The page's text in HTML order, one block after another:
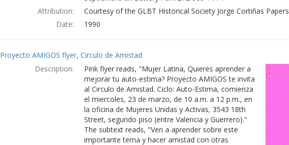
Attribution:
Courtesy of the GLBT Historical Society Jorge Cortiñas Papers
Date:
1990
Proyecto AMIGOS flyer, Circulo de Amistad
Description:
Pink flyer reads, "Mujer Latina, Quieres aprender a
mejorar tu auto-estima? Proyecto AMIGOS te invita
al Circulo de Amistad. Ciclo: Auto-Estima, comienza
el miercoles, 23 de marzo, de 10 a.m. a 12 p.m., en
la oficina de Mujeres Unidas y Activas, 3543 18th
Street, segundo piso (entre Valencia y Guerrero)."
The subtext reads, "Ven a aprender sobre este
importante tema y hacer amistad con otras